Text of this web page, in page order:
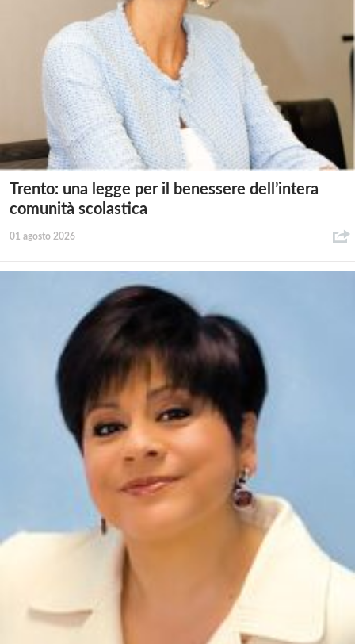
Trento: una legge per il benessere dell’intera
comunità scolastica
01 agosto 2026